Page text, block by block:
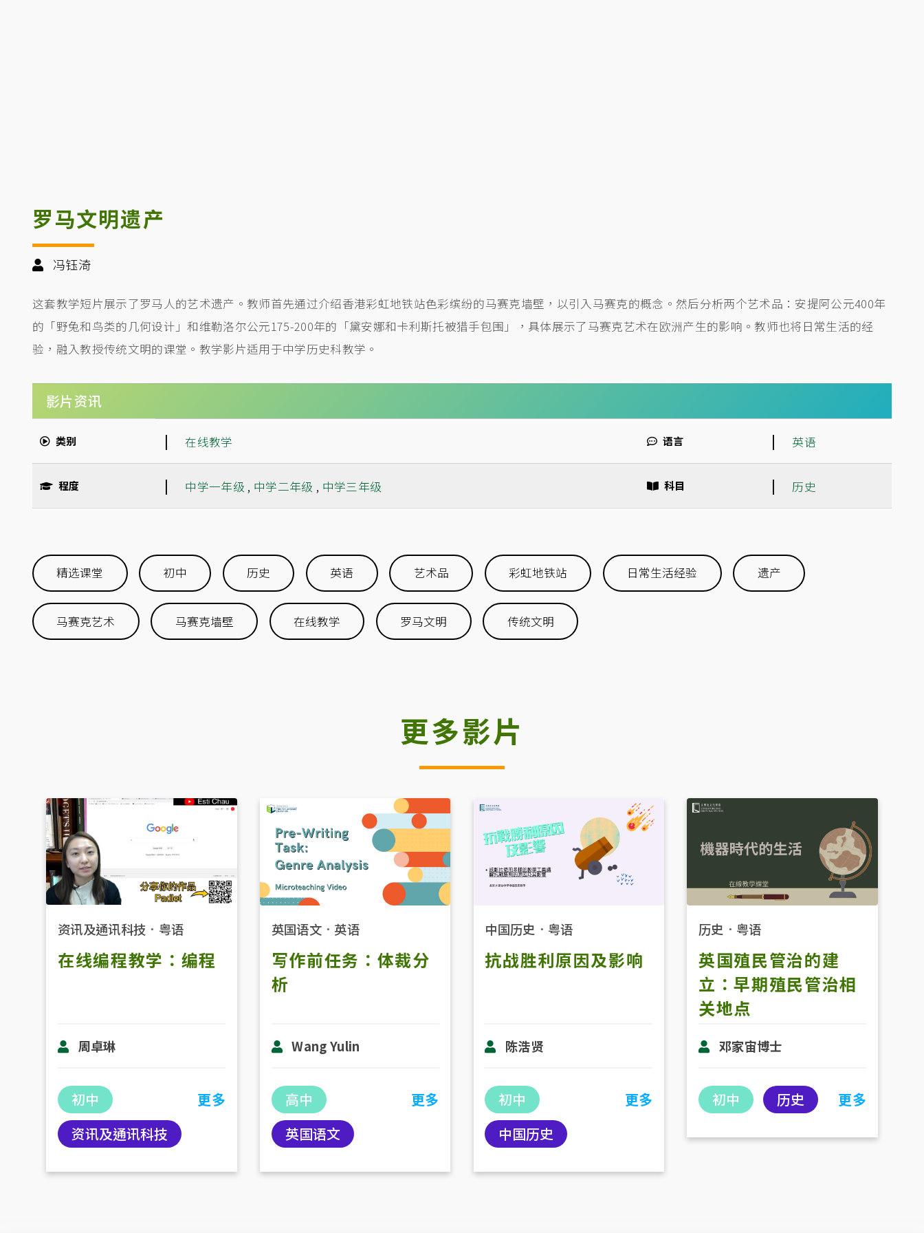
罗马文明遗产
冯钰渏
这套教学短片展示了罗马人的艺术遗产。教师首先通过介绍香港彩虹地铁站色彩缤纷的马赛克墙壁，以引入马赛克的概念。然后分析两个艺术品：安提阿公元400年
的「野兔和鸟类的几何设计」和维勒洛尔公元175-200年的「黛安娜和卡利斯托被猎手包围」，具体展示了马赛克艺术在欧洲产生的影响。教师也将日常生活的经
验，融入教授传统文明的课堂。教学影片适用于中学历史科教学。
影片资讯
类别 | 在线教学 语言 | 英语
程度 | 中学一年级 , 中学二年级 , 中学三年级 科目 | 历史
精选课堂 初中 历史 英语 艺术品 彩虹地铁站 日常生活经验 遗产
马赛克艺术 马赛克墙壁 在线教学 罗马文明 传统文明
更多影片
资讯及通讯科技 ． 粤语
在线编程教学：编程
周卓琳
初中
资讯及通讯科技
更多
英国语文． 英语
写作前任务：体裁分
析
Wang Yulin
高中
英国语文
更多
中国历史 ． 粤语
抗战胜利原因及影响
陈浩贤
初中
中国历史
更多
历史 ． 粤语
英国殖民管治的建
立：早期殖民管治相
关地点
邓家宙博士
初中 历史 更多